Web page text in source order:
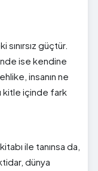
güçtür.
ise kendine
insanın ne
kitle içinde fark
ile tanınsa da,
dünya